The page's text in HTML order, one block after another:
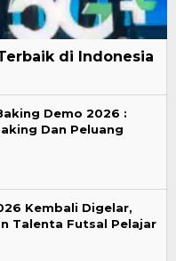
di Indonesia
Demo 2026 :
Dan Peluang
Kembali Digelar,
Talenta Futsal Pelajar